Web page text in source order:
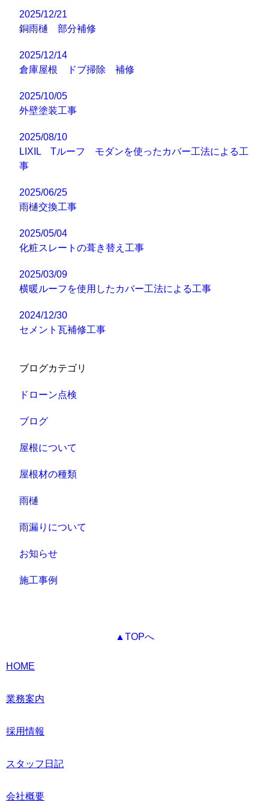
2025/12/21
銅雨樋 部分補修
2025/12/14
倉庫屋根 ドブ掃除 補修
2025/10/05
外壁塗装工事
2025/08/10
LIXIL Tルーフ モダンを使ったカバー工法による工
事
2025/06/25
雨樋交換工事
2025/05/04
化粧スレートの葺き替え工事
2025/03/09
横暖ルーフを使用したカバー工法による工事
2024/12/30
セメント瓦補修工事
ブログカテゴリ
ドローン点検
ブログ
屋根について
屋根材の種類
雨樋
雨漏りについて
お知らせ
施工事例
▲TOPへ
HOME
業務案内
採用情報
スタッフ日記
会社概要